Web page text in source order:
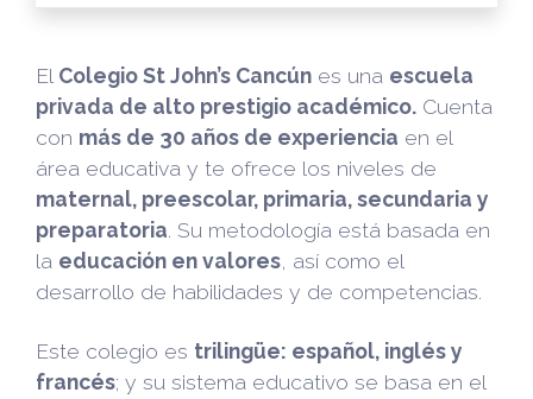
El Colegio St John’s Cancún es una escuela
privada de alto prestigio académico. Cuenta
con más de 30 años de experiencia en el
área educativa y te ofrece los niveles de
maternal, preescolar, primaria, secundaria y
preparatoria . Su metodología está basada en
la educación en valores , así como el
desarrollo de habilidades y de competencias.
Este colegio es trilingüe: español, inglés y
francés; y su sistema educativo se basa en el